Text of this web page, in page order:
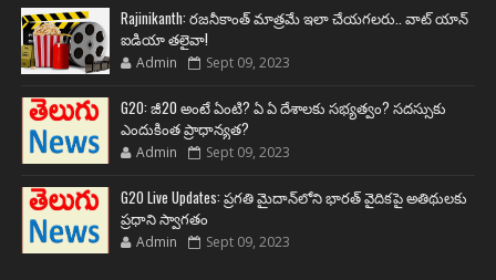
Rajinikanth: రజనీకాంత్ మాత్రమే ఇలా చేయగలరు.. వాట్ యాన్
ఐడియా తలైవా!
Admin Sept 09, 2023
G20: జీ20 అంటే ఏంటి? ఏ ఏ దేశాలకు సభ్యత్వం? సదస్సుకు
ఎందుకింత ప్రాధాన్యత?
Admin Sept 09, 2023
G20 Live Updates: ప్రగతి మైదాన్‌లోని భారత్ వైదికపై అతిథులకు
ప్రధాని స్వాగతం
Admin Sept 09, 2023